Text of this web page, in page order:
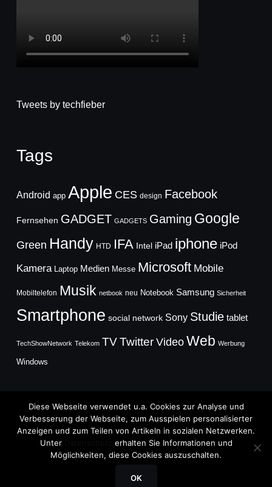
Tweets by techfieber
Tags
Android app Apple CES design Facebook
Fernsehen GADGET GADGETS Gaming Google
Green Handy HTD IFA Intel iPad iphone iPod
Kamera Laptop Medien Messe Microsoft Mobile
Mobiltelefon Musik netbook neu Notebook Samsung Sicherheit
Smartphone social network Sony Studie tablet
TechShowNetwork Telekom TVTwitter Video Web Werbung
Windows
Copyright © 2026
TechFieber Blog
Diese Webseite verwendet u.a. Cookies zur Analyse und
Verbesserung der Webseite, zum Ausspielen personalisierter
Anzeigen und zum Teilen von Artikeln in sozialen Netzwerken.
Unter
erhalten Sie Informationen und
Möglichkeiten, diese Cookies auszuschalten.
OK